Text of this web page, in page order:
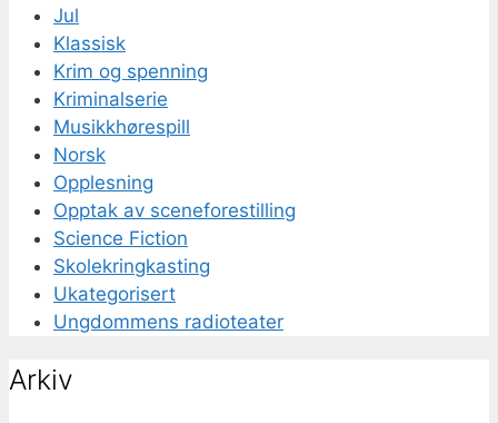
Jul
Klassisk
Krim og spenning
Kriminalserie
Musikkhørespill
Norsk
Opplesning
Opptak av sceneforestilling
Science Fiction
Skolekringkasting
Ukategorisert
Ungdommens radioteater
Arkiv